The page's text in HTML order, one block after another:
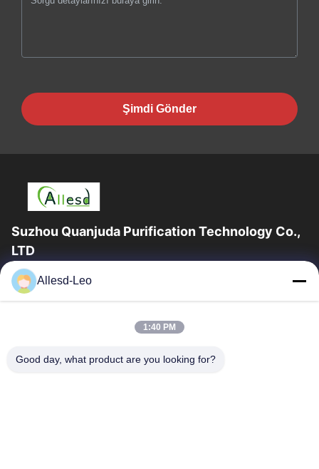
Şimdi Gönder
Suzhou Quanjuda Purification Technology Co.,
LTD
16 yıllık Tecrübe, ESD ve Temiz Oda ürünlerinin lider üreticisi ve
ihracatçısı olarak, eksiksiz bir ESD ve Temiz Oda ekipmanı ve
Ev
Ürün:% S
Allesd-Leo
1:40 PM
Good day, what product are you looking for?